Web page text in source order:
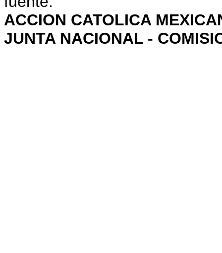
ACCION CATOLICA
JUNTA NACIONAL -